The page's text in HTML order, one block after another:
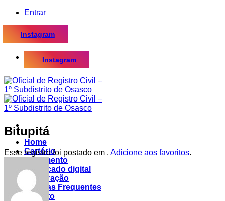
Skip
content
Entrar
Instagram
Instagram
Home
Cartório
Casamento
Certificado digital
Procuração
Dúvidas Frequentes
Contato
Bitupitá
Esse registro foi postado em . Adicione aos favoritos.